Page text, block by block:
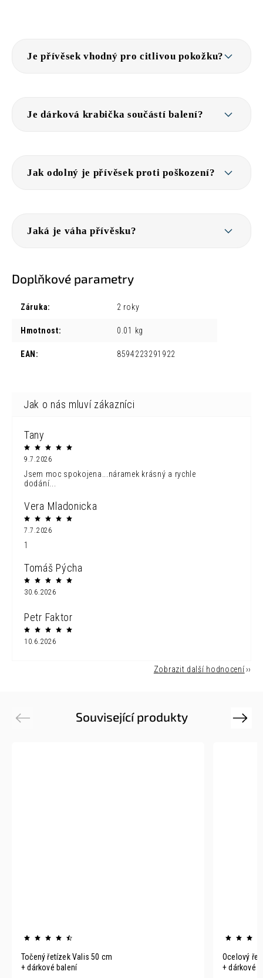
Je přívěsek vhodný pro citlivou pokožku?
Je dárková krabička součástí balení?
Jak odolný je přívěsek proti poškození?
Jaká je váha přívěsku?
Doplňkové parametry
Záruka: 2 roky
Hmotnost: 0.01 kg
EAN : 8594223291922
Tany
9.7.2026
Jsem moc spokojena...náramek krásný a rychle
dodání...
Vera Mladonicka
7.7.2026
1
Tomáš Pýcha
30.6.2026
Petr Faktor
10.6.2026
Zobrazit další hodnocení
Související produkty
Previous
Ocelový řetízek kostičkový 60 cm
+ dárkové balení
Řetízek 50
+ dárkové
Next